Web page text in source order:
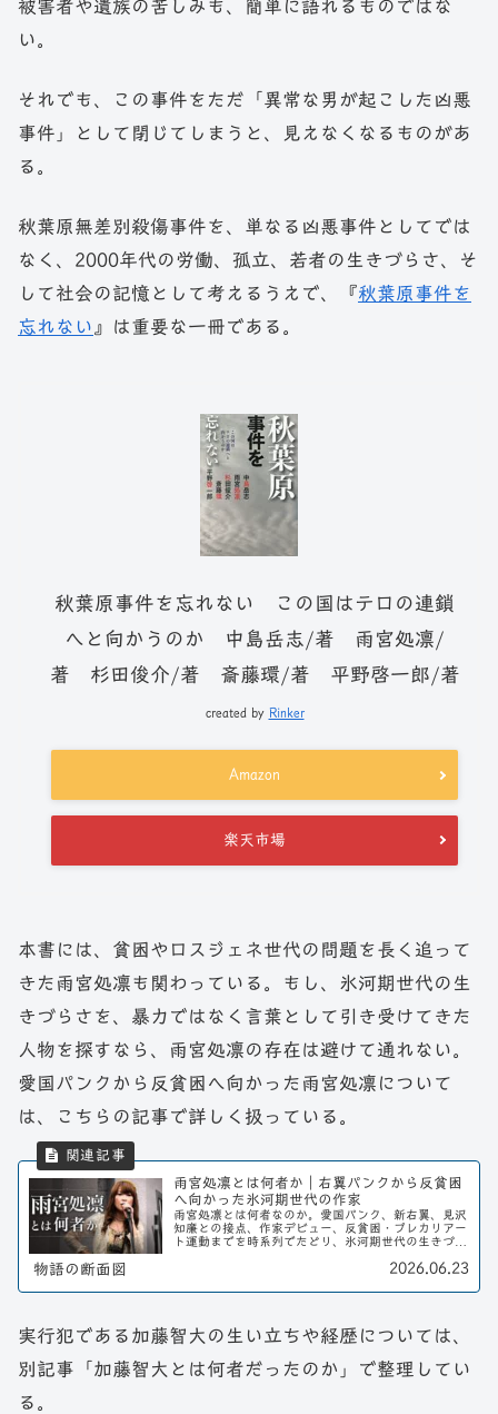
被害者や遺族の苦しみも、簡単に語れるものではな
い。
それでも、この事件をただ「異常な男が起こした凶悪
事件」として閉じてしまうと、見えなくなるものがあ
る。
秋葉原無差別殺傷事件を、単なる凶悪事件としてでは
なく、2000年代の労働、孤立、若者の生きづらさ、そ
して社会の記憶として考えるうえで、『秋葉原事件を
忘れない 』は重要な一冊である。
秋葉原事件を忘れない この国はテロの連鎖
へと向かうのか 中島岳志/著 雨宮処凛/
著 杉田俊介/著 斎藤環/著 平野啓一郎/著
created by Rinker
Amazon
楽天市場
本書には、貧困やロスジェネ世代の問題を長く追って
きた雨宮処凛も関わっている。もし、氷河期世代の生
きづらさを、暴力ではなく言葉として引き受けてきた
人物を探すなら、雨宮処凛の存在は避けて通れない。
愛国パンクから反貧困へ向かった雨宮処凛について
は、こちらの記事で詳しく扱っている。
雨宮処凛とは何者か｜右翼パンクから反貧困
へ向かった氷河期世代の作家
雨宮処凛とは何者なのか。愛国パンク、新右翼、見沢
知廉との接点、作家デビュー、反貧困・プレカリアー
ト運動までを時系列でたどり、氷河期世代の生きづら
物語の断面図 2026.06.23
実行犯である加藤智大の生い立ちや経歴については、
別記事「加藤智大とは何者だったのか」で整理してい
る。